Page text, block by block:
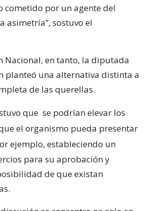
cometido por un agente del
asimetría”, sostuvo el
Nacional, en tanto, la diputada
planteó una alternativa distinta a
de las querellas.
que se podrían elevar los
el organismo pueda presentar
ejemplo, estableciendo un
para su aprobación y
de que existan